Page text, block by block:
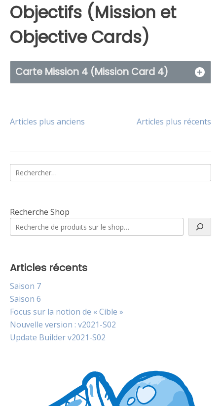
Objectifs (Mission et
Objective Cards)
Carte Mission 4 (Mission Card 4)
Navigation
articles
Articles plus anciens Articles plus récents
Rechercher :
Recherche Shop
Articles récents
Saison 7
Saison 6
Focus sur la notion de « Cible »
Nouvelle version : v2021-S02
Update Builder v2021-S02